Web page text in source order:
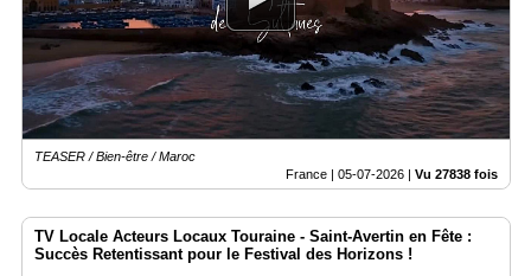
TEASER / Bien-être / Maroc
France | 05-07-2026 | Vu 27838 fois
TV Locale Acteurs Locaux Touraine - Saint-Avertin en Fête :
Succès Retentissant pour le Festival des Horizons !